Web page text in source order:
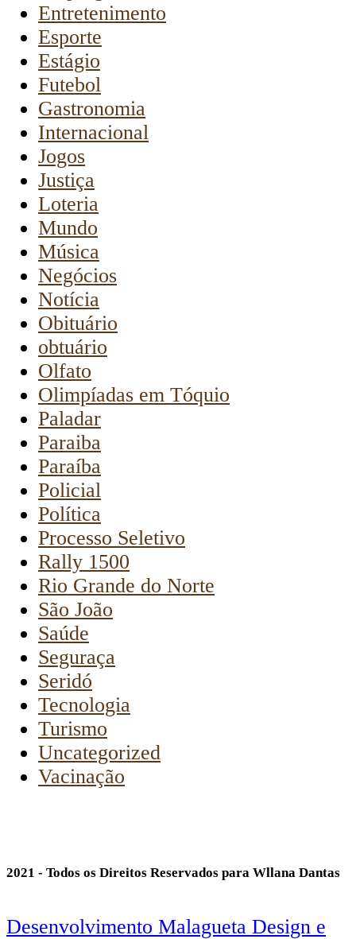
Entretenimento
Esporte
Estágio
Futebol
Gastronomia
Internacional
Jogos
Justiça
Loteria
Mundo
Música
Negócios
Notícia
Obituário
obtuário
Olfato
Olimpíadas em Tóquio
Paladar
Paraiba
Paraíba
Policial
Política
Processo Seletivo
Rally 1500
Rio Grande do Norte
São João
Saúde
Seguraça
Seridó
Tecnologia
Turismo
Uncategorized
Vacinação
2021 - Todos os Direitos Reservados para Wllana Dantas
Desenvolvimento Malagueta Design e